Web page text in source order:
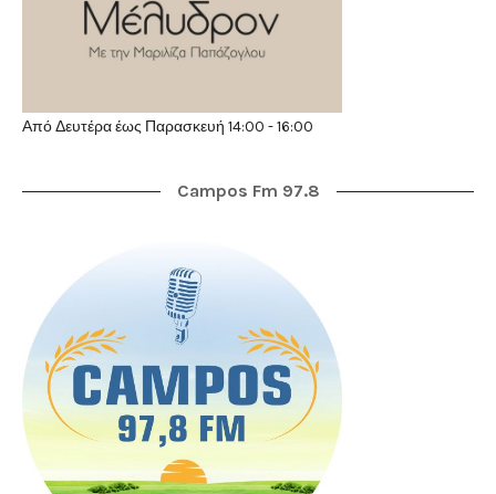
Από Δευτέρα έως Παρασκευή 14:00 - 16:00
Campos Fm 97.8